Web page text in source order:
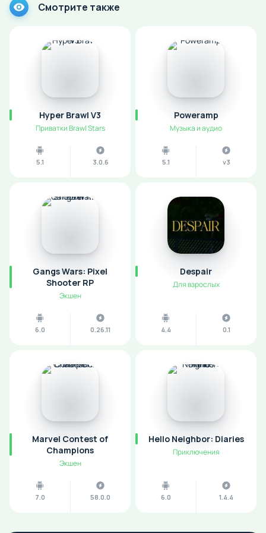
Смотрите также
Hyper Brawl V3
Приватки Brawl Stars
5.1 3.0.6
Poweramp
Музыка и аудио
5.1 v3
Gangs Wars: Pixel
Shooter RP
Экшен
6.0 0.26.11
Despair
Для взрослых
4.4 0.1
Marvel Contest of
Champions
Экшен
7.0 58.0.0
Hello Neighbor: Diaries
Приключения
6.0 1.4.4